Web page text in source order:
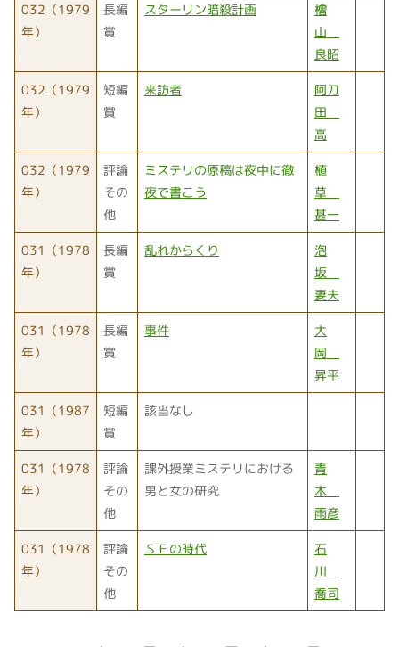
032（1979
年）
長編
賞
スターリン暗殺計画
檜
山
良昭
032（1979
年）
短編
賞
来訪者
阿刀
田
高
032（1979
年）
評論
その
他
ミステリの原稿は夜中に徹
夜で書こう
植
草
甚一
031（1978
年）
長編
賞
乱れからくり
泡
坂
妻夫
031（1978
年）
長編
賞
事件
大
岡
昇平
031（1987
年）
短編
賞
該当なし
031（1978
年）
評論
その
他
課外授業ミステリにおける
男と女の研究
青
木
雨彦
031（1978
年）
評論
その
他
ＳＦの時代
石
川
喬司